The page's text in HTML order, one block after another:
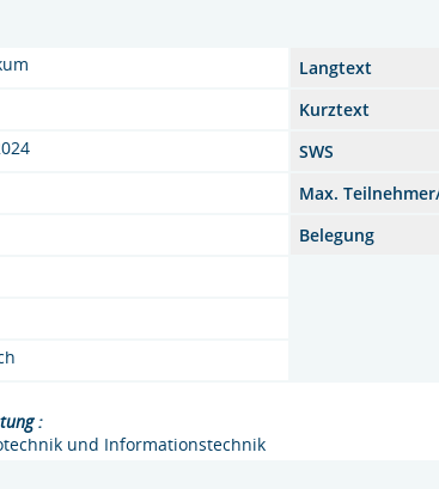
Langtext
Kurztext
SWS
Max.
Belegung
:
und Informationstechnik